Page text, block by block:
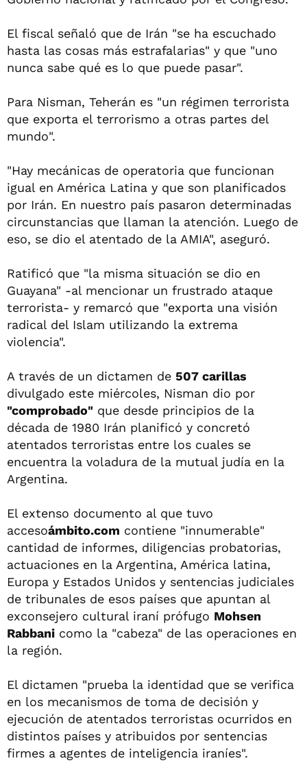
El fiscal señaló que de Irán "se ha escuchado
hasta las cosas más estrafalarias" y que "uno
nunca sabe qué es lo que puede pasar".
Para Nisman, Teherán es "un régimen terrorista
que exporta el terrorismo a otras partes del
mundo".
"Hay mecánicas de operatoria que funcionan
igual en América Latina y que son planificados
por Irán. En nuestro país pasaron determinadas
circunstancias que llaman la atención. Luego de
eso, se dio el atentado de la AMIA", aseguró.
Ratificó que "la misma situación se dio en
Guayana" -al mencionar un frustrado ataque
terrorista- y remarcó que "exporta una visión
radical del Islam utilizando la extrema
violencia".
A través de un dictamen de 507 carillas
divulgado este miércoles, Nisman dio por
"comprobado" que desde principios de la
década de 1980 Irán planificó y concretó
atentados terroristas entre los cuales se
encuentra la voladura de la mutual judía en la
Argentina.
El extenso documento al que tuvo
accesoámbito.com contiene "innumerable"
cantidad de informes, diligencias probatorias,
actuaciones en la Argentina, América latina,
Europa y Estados Unidos y sentencias judiciales
de tribunales de esos países que apuntan al
exconsejero cultural iraní prófugo Mohsen
Rabbani como la "cabeza" de las operaciones en
la región.
El dictamen "prueba la identidad que se verifica
en los mecanismos de toma de decisión y
ejecución de atentados terroristas ocurridos en
distintos países y atribuidos por sentencias
firmes a agentes de inteligencia iraníes".